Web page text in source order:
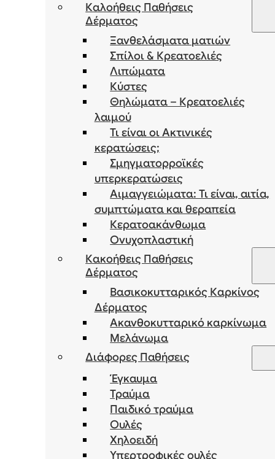
Καλοήθεις Παθήσεις
Δέρματος
Ξανθελάσματα ματιών
Σπίλοι & Κρεατοελιές
Λιπώματα
Κύστες
Θηλώματα – Κρεατοελιές
λαιμού
Τι είναι οι Ακτινικές
κερατώσεις;
Σμηγματορροϊκές
υπερκερατώσεις
Αιμαγγειώματα: Τι είναι, αιτία,
συμπτώματα και θεραπεία
Κερατοακάνθωμα
Ονυχοπλαστική
Κακοήθεις Παθήσεις
Δέρματος
Βασικοκυτταρικός Καρκίνος
Δέρματος
Ακανθοκυτταρικό καρκίνωμα
Μελάνωμα
Διάφορες Παθήσεις
Έγκαυμα
Τραύμα
Παιδικό τραύμα
Ουλές
Χηλοειδή
Υπερτροφικές ουλές